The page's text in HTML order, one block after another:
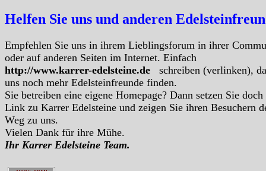
Helfen Sie uns und anderen
Empfehlen Sie uns in ihrem Lieblingsforum in ihrer
oder auf anderen Seiten im Internet. Einfach
http://www.karrer-edelsteine.de
schreiben (verlinken),
uns noch mehr Edelsteinfreunde finden.
Sie betreiben eine eigene Homepage? Dann setzen Sie doch
Link zu Karrer Edelsteine und zeigen Sie ihren Besuchern
Weg zu uns.
Vielen Dank für ihre Mühe.
Ihr Karrer Edelsteine Team.